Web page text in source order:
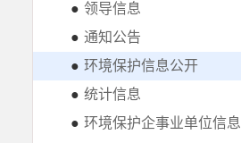
● 领导信息
● 通知公告
● 环境保护信息公开
● 统计信息
● 环境保护企事业单位信息